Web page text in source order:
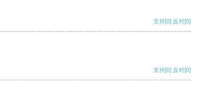
支持[0] 反对[0]
支持[0] 反对[0]